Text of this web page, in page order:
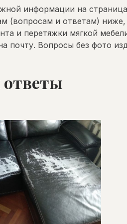
информации на
(вопросам и ответам) ниже,
и перетяжки мягкой
почту. Вопросы без фото